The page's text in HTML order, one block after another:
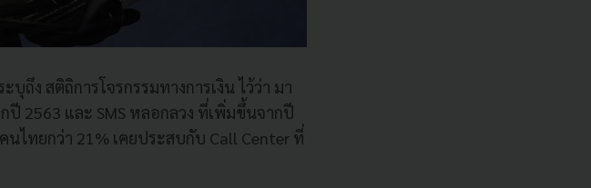
ง สติถิการโจรกรรมทางการเงิน ไว้ว่า มา
ปี 2563 และ SMS หลอกลวง ที่เพิ่มขึ้นจากปี
ไทยกว่า 21% เคยประสบกับ Call Center ที่